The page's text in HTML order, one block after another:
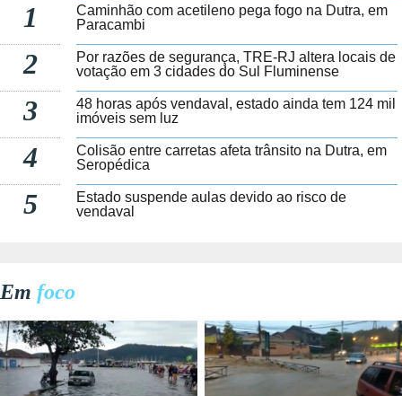
1
Caminhão com acetileno pega fogo na Dutra, em
Paracambi
2
Por razões de segurança, TRE-RJ altera locais de
votação em 3 cidades do Sul Fluminense
3
48 horas após vendaval, estado ainda tem 124 mil
imóveis sem luz
4
Colisão entre carretas afeta trânsito na Dutra, em
Seropédica
5
Estado suspende aulas devido ao risco de
vendaval
Em foco